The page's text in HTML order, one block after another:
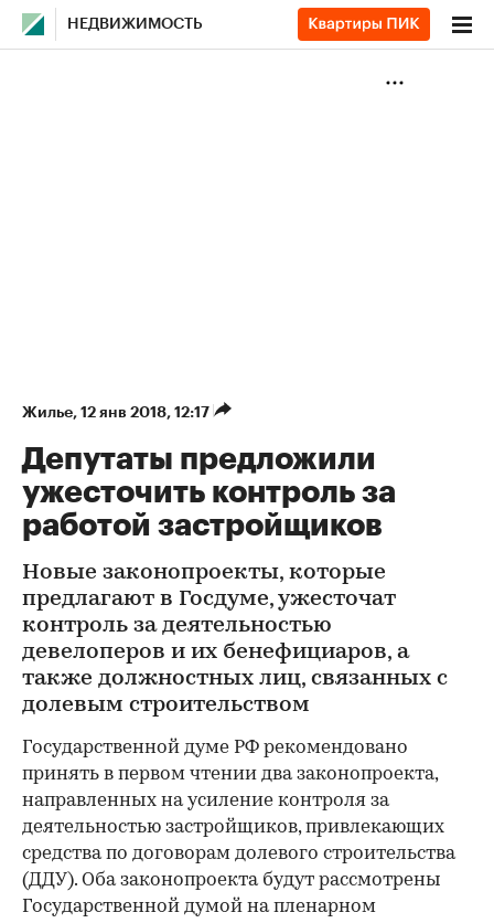
НЕДВИЖИМОСТЬ
Жилье⁠, 12 янв 2018, 12:17
Депутаты предложили
ужесточить контроль за
работой застройщиков
Новые законопроекты, которые
предлагают в Госдуме, ужесточат
контроль за деятельностью
девелоперов и их бенефициаров, а
также должностных лиц, связанных с
долевым строительством
Государственной думе РФ рекомендовано
принять в первом чтении два законопроекта,
направленных на усиление контроля за
деятельностью застройщиков, привлекающих
средства по договорам долевого строительства
(ДДУ). Оба законопроекта будут рассмотрены
Государственной думой на пленарном